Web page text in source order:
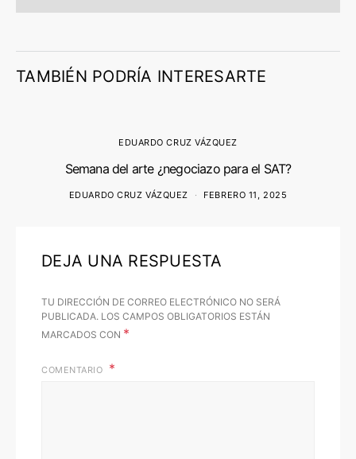
TAMBIÉN PODRÍA INTERESARTE
EDUARDO CRUZ VÁZQUEZ
Semana del arte ¿negociazo para el SAT?
EDUARDO CRUZ VÁZQUEZ FEBRERO 11, 2025
DEJA UNA RESPUESTA
TU DIRECCIÓN DE CORREO ELECTRÓNICO NO SERÁ
PUBLICADA. LOS CAMPOS OBLIGATORIOS ESTÁN
MARCADOS CON *
COMENTARIO